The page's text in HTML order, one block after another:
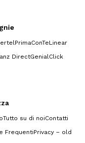
PrimaConTeLinear
DirectGenialClick
Tutto su di noiContatti
FrequentiPrivacy – old